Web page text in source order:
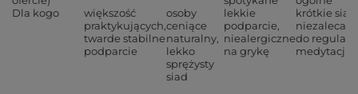
Dla kogo
większość
praktykujących,
twarde stabilne
podparcie
osoby
ceniące
naturalny,
lekko
sprężysty
siad
lekkie
podparcie,
niealergiczne
na grykę
krótkie
do
medytacji